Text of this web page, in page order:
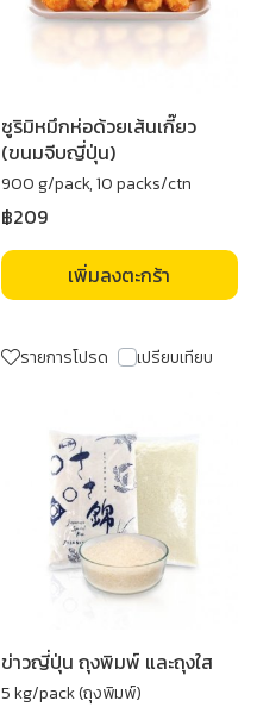
ซูริมิหมึกห่อด้วยเส้นเกี๊ยว
(ขนมจีบญี่ปุ่น)
900 g/pack, 10 packs/ctn
฿209
เพิ่มลงตะกร้า
รายการโปรด เปรียบเทียบ
ข่าวญี่ปุ่น ถุงพิมพ์ และถุงใส
5 kg/pack (ถุงพิมพ์)